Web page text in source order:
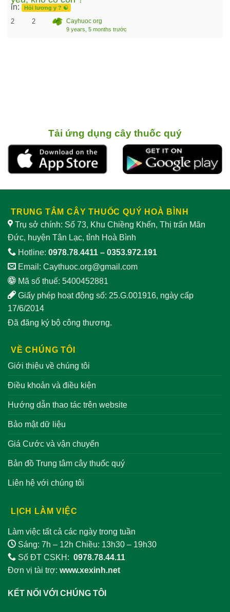
in: Hỏi lương y ? ☯️
2 2 Cayhuoc org
9 years, 5 months trước
Tải ứng dụng cây thuốc quý
TRUNG TÂM CÂY THUỐC QUÝ HOÀ BÌNH
Trụ sở chính: Số 73, Khu Chiềng Khến, Thị trấn Mãn
Đức, huyện Tân Lạc, tỉnh Hoà Bình
Hotline: 0978.78.4411 – 0353.972.191
Email: Caythuoc.org@gmail.com
Mã số thuế: 5400452881
Giấy phép hoạt động số: 25.G.001916, ngày cấp
17/6/2014
Đã đăng ký bộ công thương.
VỀ CHÚNG TÔI
Giới thiệu về chúng tôi
Điều khoản và điều kiện
Hướng dẫn thao tác trên website
Bảo mật dữ liệu
Giá Cước và vận chuyển
Bản đồ Trung tâm cây thuốc quý
Liên hệ với chúng tôi
LỊCH LÀM VIỆC
Làm việc tất cả các ngày trong tuần
Sáng: 7h – 12h Chiều: 13h30 – 19h30
Số ĐT CSKH: 0978.78.44.11
Đơn vị tài trợ: www.xexinh.net
KẾT NỐI VỚI CHÚNG TÔI